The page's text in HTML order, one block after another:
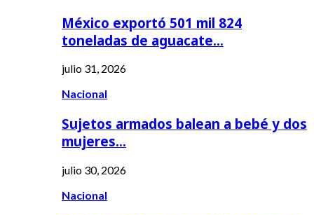
México exportó 501 mil 824
toneladas de aguacate…
julio 31, 2026
Nacional
Sujetos armados balean a bebé y dos
mujeres…
julio 30, 2026
Nacional